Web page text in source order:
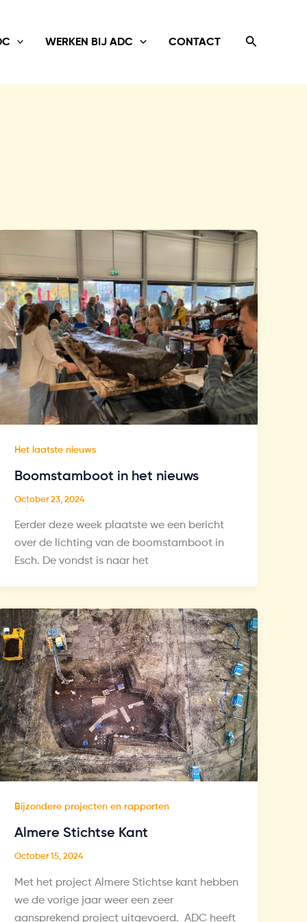
WERKEN BIJ ADC CONTACT Search
Het laatste nieuws
Boomstamboot in het nieuws
October 23, 2024
Eerder deze week plaatste we een bericht
over de lichting van de boomstamboot in
Esch. De vondst is naar het
Bijzondere projecten en rapporten
Almere Stichtse Kant
October 15, 2024
Met het project Almere Stichtse kant hebben
we de vorige jaar weer een zeer
aansprekend project uitgevoerd. ADC heeft